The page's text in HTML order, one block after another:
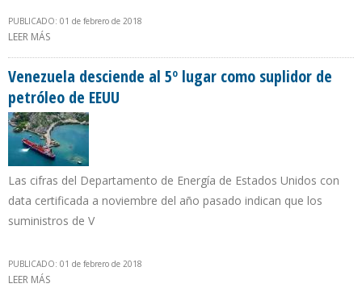
PUBLICADO: 01 de febrero de 2018
LEER MÁS
Venezuela desciende al 5º lugar como suplidor de
petróleo de EEUU
Las cifras del Departamento de Energía de Estados Unidos con
data certificada a noviembre del año pasado indican que los
suministros de V
PUBLICADO: 01 de febrero de 2018
LEER MÁS